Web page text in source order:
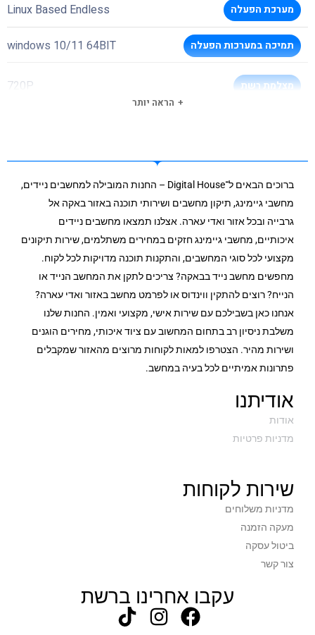
מערכת הפעלה Linux Based Endless
תמיכה במערכות הפעלה windows 10/11 64BIT
מצלמת רשת 720P
חיבור רשת קווי 100/1000
סוג וויי-פיי 1X1 802.11 AC
בלוטות יש, לא צויין דגם ע"י היצרן
כניסת USB3 2x USB 3.2 Gen 1 ports + 1x USB 2.0 port
מסך מגע
משקל בק"ג
צבע
תקופת אחריות
הראה יותר
ברוכים הבאים ל־Digital House – החנות המובילה למחשבים ניידים,
מחשבי גיימינג, תיקון מחשבים ושירותי תוכנה באזור באקה אל
גרבייה ובכל אזור ואדי עארה. אצלנו תמצאו מחשבים ניידים
איכותיים, מחשבי גיימינג חזקים במחירים משתלמים, שירות תיקונים
מקצועי לכל סוגי המחשבים, והתקנות תוכנה מדויקות לכל לקוח.
מחפשים מחשב נייד בבאקה? צריכים לתקן את המחשב הנייד או
הנייח? רוצים להתקין ווינדוס או לפרמט מחשב באזור ואדי עארה?
אנחנו כאן בשבילכם עם שירות אישי, מקצועי ואמין. החנות שלנו
משלבת ניסיון רב בתחום המחשוב עם ציוד איכותי, מחירים הוגנים
ושירות מהיר. הצטרפו למאות לקוחות מרוצים מהאזור שמקבלים
פתרונות אמיתיים לכל בעיה במחשב.
אודיתנו
אודות
מדניות פרטיות
שירות לקוחות
מדניות משלוחים
מעקה הזמנה
ביטול עסקה
צור קשר
עקבו אחרינו ברשת